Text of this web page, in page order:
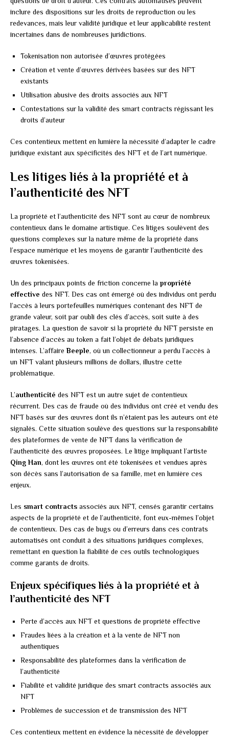
inclure des dispositions sur les droits de reproduction ou les
redevances, mais leur validité juridique et leur applicabilité restent
incertaines dans de nombreuses juridictions.
Tokenisation non autorisée d’œuvres protégées
Création et vente d’œuvres dérivées basées sur des NFT
existants
Utilisation abusive des droits associés aux NFT
Contestations sur la validité des smart contracts régissant les
droits d’auteur
Ces contentieux mettent en lumière la nécessité d’adapter le cadre
juridique existant aux spécificités des NFT et de l’art numérique.
Les litiges liés à la propriété et à
l’authenticité des NFT
La propriété et l’authenticité des NFT sont au cœur de nombreux
contentieux dans le domaine artistique. Ces litiges soulèvent des
questions complexes sur la nature même de la propriété dans
l’espace numérique et les moyens de garantir l’authenticité des
œuvres tokenisées.
Un des principaux points de friction concerne la propriété
effective des NFT. Des cas ont émergé où des individus ont perdu
l’accès à leurs portefeuilles numériques contenant des NFT de
grande valeur, soit par oubli des clés d’accès, soit suite à des
piratages. La question de savoir si la propriété du NFT persiste en
l’absence d’accès au token a fait l’objet de débats juridiques
intenses. L’affaireBeeple, où un collectionneur a perdu l’accès à
un NFT valant plusieurs millions de dollars, illustre cette
problématique.
L’authenticité des NFT est un autre sujet de contentieux
récurrent. Des cas de fraude où des individus ont créé et vendu des
NFT basés sur des œuvres dont ils n’étaient pas les auteurs ont été
signalés. Cette situation soulève des questions sur la responsabilité
des plateformes de vente de NFT dans la vérification de
l’authenticité des œuvres proposées. Le litige impliquant l’artiste
Qing Han, dont les œuvres ont été tokenisées et vendues après
son décès sans l’autorisation de sa famille, met en lumière ces
enjeux.
Les smart contracts associés aux NFT, censés garantir certains
aspects de la propriété et de l’authenticité, font eux-mêmes l’objet
de contentieux. Des cas de bugs ou d’erreurs dans ces contrats
automatisés ont conduit à des situations juridiques complexes,
remettant en question la fiabilité de ces outils technologiques
comme garants de droits.
Enjeux spécifiques liés à la propriété et à
l’authenticité des NFT
Perte d’accès aux NFT et questions de propriété effective
Fraudes liées à la création et à la vente de NFT non
authentiques
Responsabilité des plateformes dans la vérification de
l’authenticité
Fiabilité et validité juridique des smart contracts associés aux
NFT
Problèmes de succession et de transmission des NFT
Ces contentieux mettent en évidence la nécessité de développer